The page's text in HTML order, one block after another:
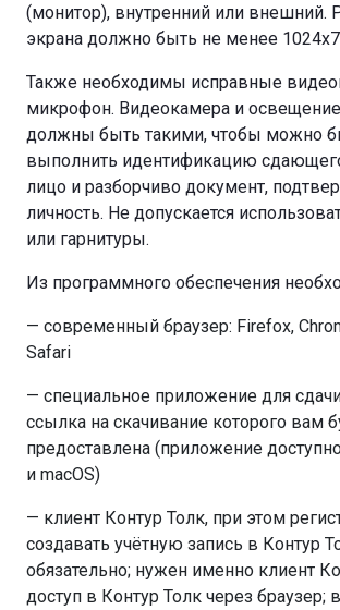
(монитор), внутренний или внешний.
экрана должно быть не менее
Также необходимы исправные
микрофон. Видеокамера и
должны быть такими, чтобы можно
выполнить идентификацию
лицо и разборчиво документ,
личность. Не допускается
или гарнитуры.
Из программного обеспечения
— современный браузер: Firefox,
Safari
— специальное приложение для
ссылка на скачивание которого вам
предоставлена (приложение
и macOS)
— клиент Контур Толк, при этом
создавать учётную запись в Контур
обязательно; нужен именно клиент
доступ в Контур Толк через браузер;